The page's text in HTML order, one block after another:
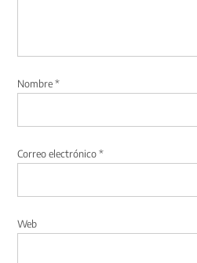
Nombre*
Correo electrónico*
Web